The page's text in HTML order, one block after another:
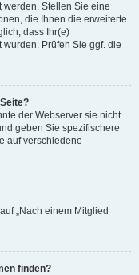
werden. Stellen Sie eine
die Ihnen die erweiterte
dass Ihr(e)
Prüfen Sie ggf. die
der Webserver sie nicht
geben Sie spezifischere
auf verschiedene
„Nach einem Mitglied
finden?